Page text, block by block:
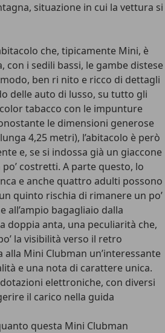
situazione in cui la vettura si
che, tipicamente Mini, è
con i sedili bassi, le gambe distese
ben ri nito e ricco di dettagli
delle auto di lusso, su tutto gli
tabacco con le impunture
le dimensioni generose
4,25 metri), l’abitacolo è però
e, se si indossa già un giaccone
costretti. A parte questo, lo
e anche quattro adulti possono
quinto rischia di rimanere un po’
all’ampio bagagliaio dalla
doppia anta, una peculiarità che,
la visibilità verso il retro
alla Mini Clubman un’interessante
e una nota di carattere unica.
elettroniche, con diversi
il carico nella guida
questa Mini Clubman